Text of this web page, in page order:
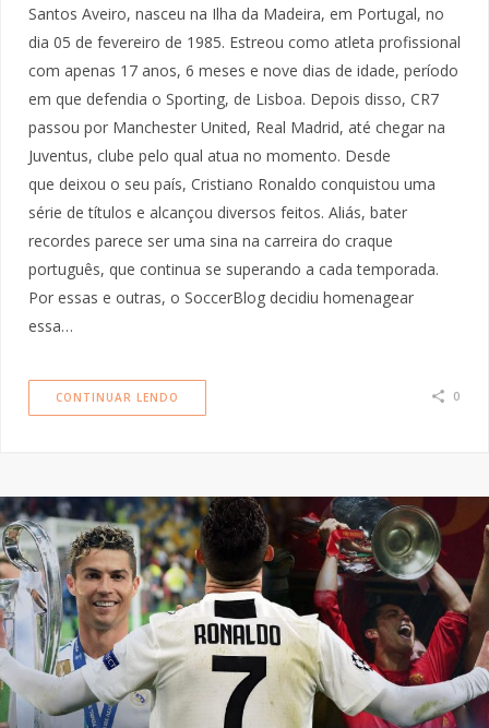
Santos Aveiro, nasceu na Ilha da Madeira, em Portugal, no
dia 05 de fevereiro de 1985. Estreou como atleta profissional
com apenas 17 anos, 6 meses e nove dias de idade, período
em que defendia o Sporting, de Lisboa. Depois disso, CR7
passou por Manchester United, Real Madrid, até chegar na
Juventus, clube pelo qual atua no momento. Desde
que deixou o seu país, Cristiano Ronaldo conquistou uma
série de títulos e alcançou diversos feitos. Aliás, bater
recordes parece ser uma sina na carreira do craque
português, que continua se superando a cada temporada.
Por essas e outras, o SoccerBlog decidiu homenagear
essa…
CONTINUAR LENDO 0